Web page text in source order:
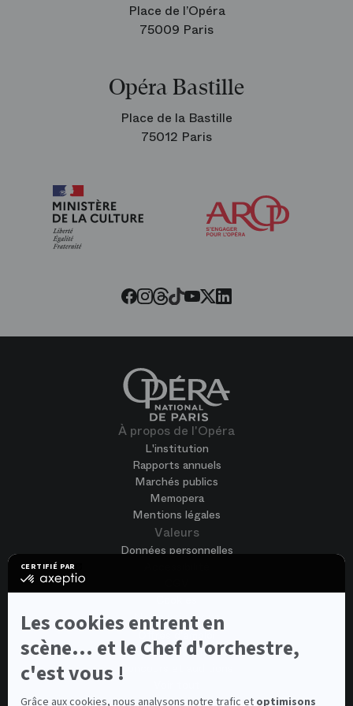
CERTIFIÉ PAR
certifié
En
plus
Axeptio
Les cookies entrent en
scène... et le Chef d'orchestre,
c'est vous !
Grâce aux cookies, nous analysons notre trafic et optimisons
Place de l’Opéra
75009 Paris
Opéra Bastille
Place de la Bastille
75012 Paris
Facebook
Instagram
Threads
Tiktok
Youtube
Twitter
LinkedIn
À propos de l'Opéra
L'institution
Rapports annuels
Marchés publics
Memopera
Mentions légales
Valeurs
Données personnelles
Nous rejoindre
Candidature spontanée
Concours et auditions